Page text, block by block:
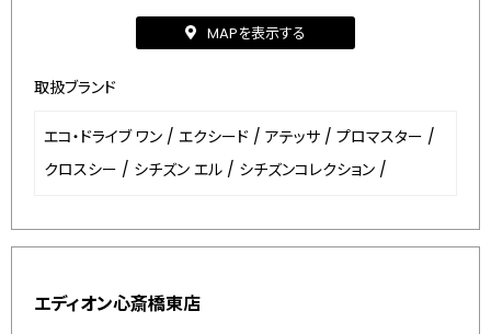
MAPを表示する
取扱ブランド
エコ・ドライブ ワン / エクシード / アテッサ / プロマスター /
クロスシー / シチズン エル / シチズンコレクション /
エディオン心斎橋東店